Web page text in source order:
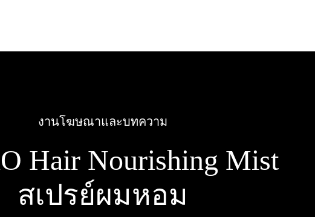
งานโฆษณาและบทความ
Hair Nourishing Mist
สเปรย์ผมหอม